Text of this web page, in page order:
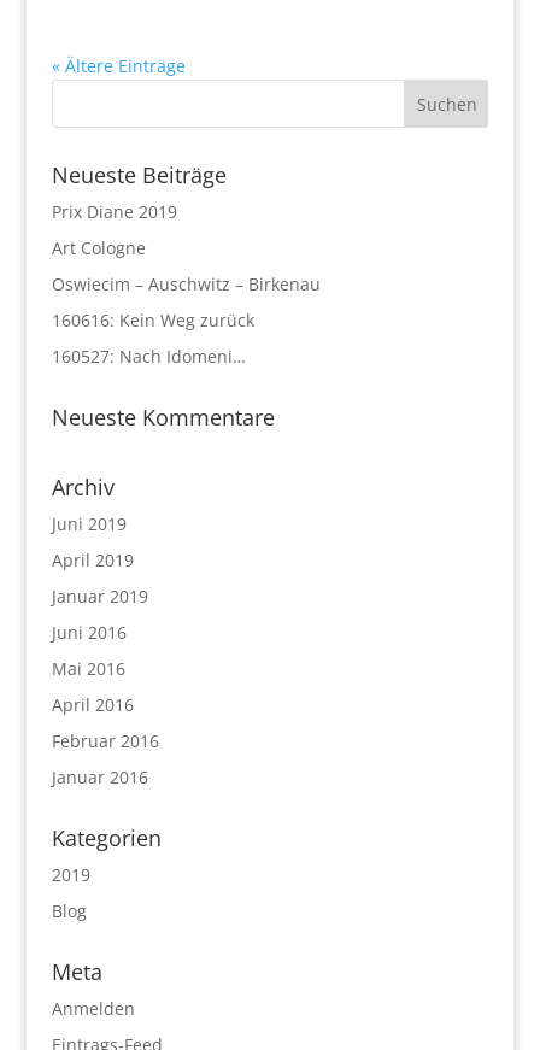
« Ältere Einträge
Neueste Beiträge
Prix Diane 2019
Art Cologne
Oswiecim – Auschwitz – Birkenau
160616: Kein Weg zurück
160527: Nach Idomeni…
Neueste Kommentare
Archiv
Juni 2019
April 2019
Januar 2019
Juni 2016
Mai 2016
April 2016
Februar 2016
Januar 2016
Kategorien
2019
Blog
Meta
Anmelden
Eintrags-Feed